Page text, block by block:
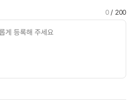
0/ 200